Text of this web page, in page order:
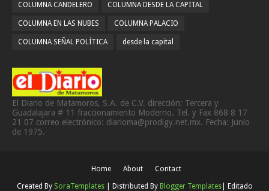
COLUMNA CANDELERO COLUMNA DESDE LA CAPITAL
COLUMNA EN LAS NUBES COLUMNA PALACIO
COLUMNA SEÑAL POLÍTICA desde la capital
El Diario de Matamoros, S.A. de C.V. dirección: Tercera y
Guadalajara # 11 fraccionamiento Moderno. Tel. y Fax 868 8 17
21 07 correo electrónico: diarioma@prodigy.net.mx. Fecha: Junio
de 1975.
Home About Contact
Created By SoraTemplates| Distributed By Blogger Templates| Editado